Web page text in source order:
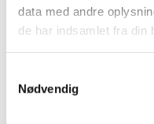
data med andre
de har indsamlet fra din
Nødvendig
Køb nu